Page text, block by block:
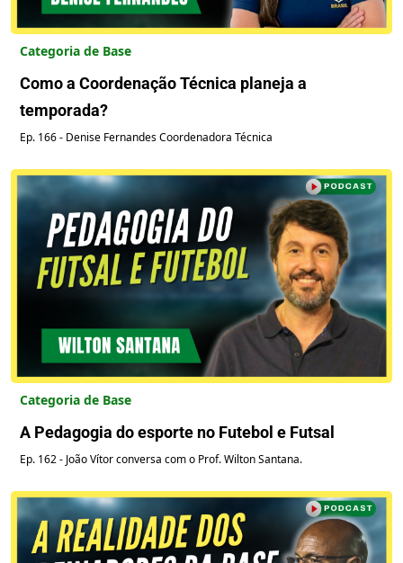
Categoria de Base
Como a Coordenação Técnica planeja a
temporada?
Ep. 166 - Denise Fernandes Coordenadora Técnica
Categoria de Base
A Pedagogia do esporte no Futebol e Futsal
Ep. 162 - João Vítor conversa com o Prof. Wilton Santana.